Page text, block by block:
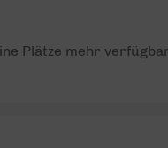
Plätze mehr